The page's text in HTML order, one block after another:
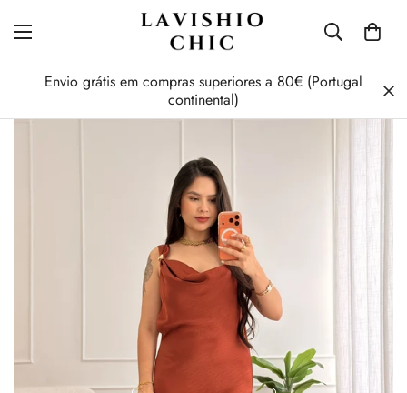
Envio grátis em compras superiores a 80€ (Portugal
continental)